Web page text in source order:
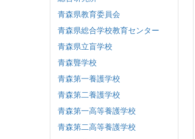
青森県教育委員会
青森県総合学校教育センター
青森県立盲学校
青森聾学校
青森第一養護学校
青森第二養護学校
青森第一高等養護学校
青森第二高等養護学校